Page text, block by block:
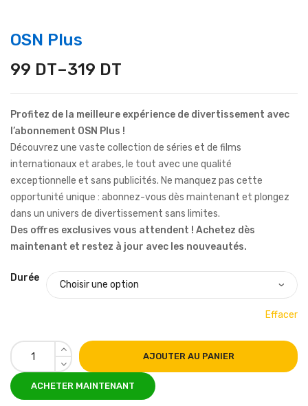
OSN Plus
99 DT–319 DT
Profitez de la meilleure expérience de divertissement avec
l’abonnement OSN Plus !
Découvrez une vaste collection de séries et de films
internationaux et arabes, le tout avec une qualité
exceptionnelle et sans publicités. Ne manquez pas cette
opportunité unique : abonnez-vous dès maintenant et plongez
dans un univers de divertissement sans limites.
Des offres exclusives vous attendent ! Achetez dès
maintenant et restez à jour avec les nouveautés.
Durée
Effacer
AJOUTER AU PANIER